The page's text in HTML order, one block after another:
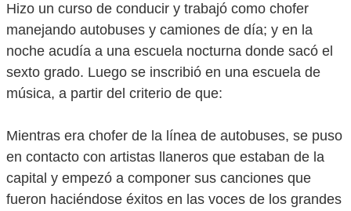
Hizo un curso de conducir y trabajó como chofer
manejando autobuses y camiones de día; y en la
noche acudía a una escuela nocturna donde sacó el
sexto grado. Luego se inscribió en una escuela de
música, a partir del criterio de que:
Mientras era chofer de la línea de autobuses, se puso
en contacto con artistas llaneros que estaban de la
capital y empezó a componer sus canciones que
fueron haciéndose éxitos en las voces de los grandes